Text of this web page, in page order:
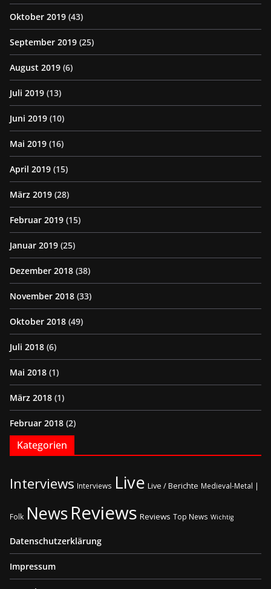
Oktober 2019 (43)
September 2019 (25)
August 2019 (6)
Juli 2019 (13)
Juni 2019 (10)
Mai 2019 (16)
April 2019 (15)
März 2019 (28)
Februar 2019 (15)
Januar 2019 (25)
Dezember 2018 (38)
November 2018 (33)
Oktober 2018 (49)
Juli 2018 (6)
Mai 2018 (1)
März 2018 (1)
Februar 2018 (2)
Kategorien
Interviews Interviews Live Live / Berichte Medieval-Metal |
Folk NewsReviews Reviews Top News Wichtig
Datenschutzerklärung
Impressum